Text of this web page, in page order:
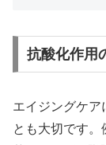
抗酸化作用
エイジングケア
とも大切です